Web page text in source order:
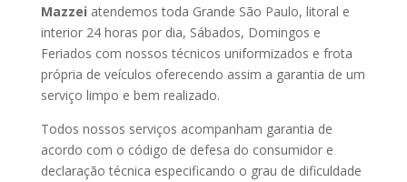
Mazzei atendemos toda Grande São Paulo, litoral e
interior 24 horas por dia, Sábados, Domingos e
Feriados com nossos técnicos uniformizados e frota
própria de veículos oferecendo assim a garantia de um
serviço limpo e bem realizado.
Todos nossos serviços acompanham garantia de
acordo com o código de defesa do consumidor e
declaração técnica especificando o grau de dificuldade